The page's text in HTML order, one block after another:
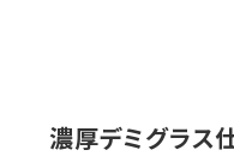
濃厚デミグラス